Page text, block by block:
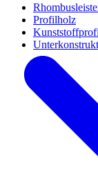
Profilholz